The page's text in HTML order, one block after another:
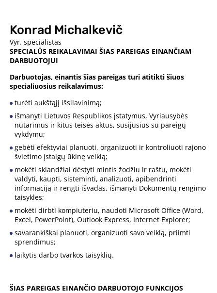
Konrad Michalkevič
Vyr. specialistas
SPECIALŪS REIKALAVIMAI ŠIAS PAREIGAS EINANČIAM
DARBUOTOJUI
Darbuotojas, einantis šias pareigas turi atitikti šiuos
specialiuosius reikalavimus:
turėti aukštąjį išsilavinimą;
išmanyti Lietuvos Respublikos įstatymus, Vyriausybės
nutarimus ir kitus teisės aktus, susijusius su pareigų
vykdymu;
gebėti efektyviai planuoti, organizuoti ir kontroliuoti rajono
švietimo įstaigų ūkinę veiklą;
mokėti sklandžiai dėstyti mintis žodžiu ir raštu, mokėti
valdyti, kaupti, sisteminti, analizuoti, apibendrinti
informaciją ir rengti išvadas, išmanyti Dokumentų rengimo
taisykles;
mokėti dirbti kompiuteriu, naudoti Microsoft Office (Word,
Excel, PowerPoint), Outlook Express, Internet Explorer;
savarankiškai planuoti, organizuoti savo veiklą, priimti
sprendimus;
laikytis darbo tvarkos taisyklių.
ŠIAS PAREIGAS EINANČIO DARBUOTOJO FUNKCIJOS